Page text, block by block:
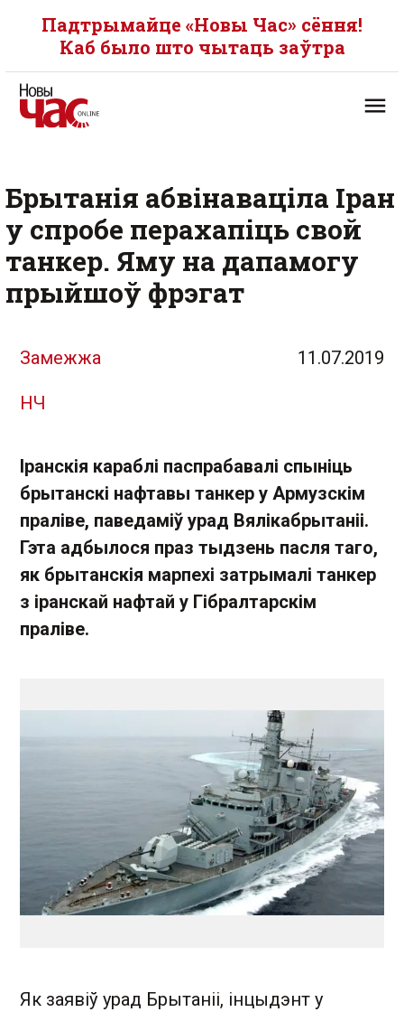
Падтрымайце «Новы Час» сёння!
Каб было што чытаць заўтра
Брытанія абвінаваціла Іран
у спробе перахапіць свой
танкер. Яму на дапамогу
прыйшоў фрэгат
Замежжа 11.07.2019
НЧ
Іранскія караблі паспрабавалі спыніць
брытанскі нафтавы танкер у Армузскім
праліве, паведаміў урад Вялікабрытаніі.
Гэта адбылося праз тыдзень пасля таго,
як брытанскія марпехі затрымалі танкер
з іранскай нафтай у Гібралтарскім
праліве.
Як заявіў урад Брытаніі, інцыдэнт у